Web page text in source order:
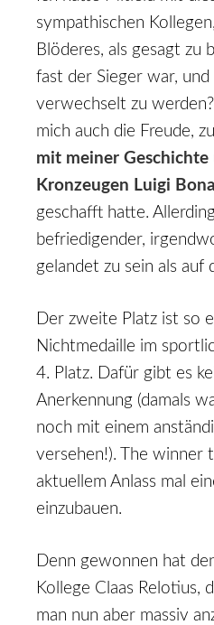
sympathischen
Blöderes, als gesagt zu
fast der Sieger war, und
verwechselt zu
mich auch die Freude,
mit meiner
Kronzeugen Luigi
geschafft hatte.
befriedigender,
gelandet zu sein als auf
Der zweite Platz ist so
Nichtmedaille im
4. Platz. Dafür gibt es
Anerkennung (damals
noch mit einem
versehen!). The winner
aktuellem Anlass mal
einzubauen.
Denn gewonnen hat
Kollege Claas Relotius,
man nun aber massiv